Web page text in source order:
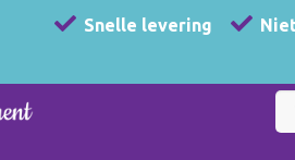
Snelle levering